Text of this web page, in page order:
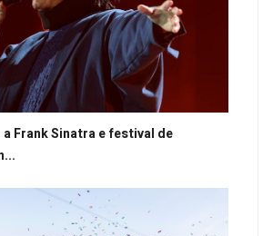
Frank Sinatra e festival de